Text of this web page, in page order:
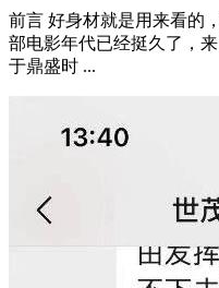
前言 好身材就是用来看的
部电影年代已经挺久了，
于鼎盛时 ...